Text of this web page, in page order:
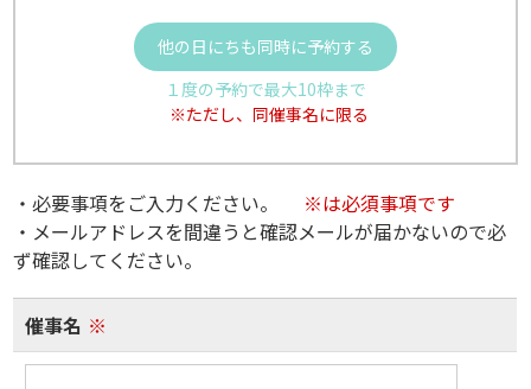
他の日にちも同時に予約する
１度の予約で最大10枠まで
※ただし、同催事名に限る
・必要事項をご入力ください。
※は必須事項です
・メールアドレスを間違うと確認メールが届かないので必
ず確認してください。
催事名 ※